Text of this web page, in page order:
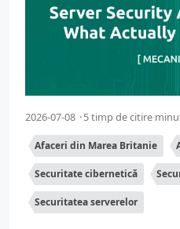
2026-07-08 5 timp de citire
Afaceri din Marea Britanie
Securitate cibernetică
Securitatea serverelor